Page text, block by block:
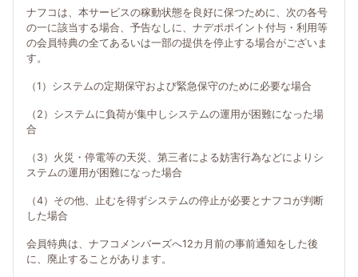
ナフコは、本サービスの稼動状態を良好に保つために、次の各号
の一に該当する場合、予告なしに、ナデポポイント付与・利用等
の会員特典の全てあるいは一部の提供を停止する場合がございま
す。
（1）システムの定期保守および緊急保守のために必要な場合
（2）システムに負荷が集中しシステムの運用が困難になった場
合
（3）火災・停電等の天災、第三者による妨害行為などによりシ
ステムの運用が困難になった場合
（4）その他、止むを得ずシステムの停止が必要とナフコが判断
した場合
会員特典は、ナフコメンバーズへ12カ月前の事前通知をした後
に、廃止することがあります。